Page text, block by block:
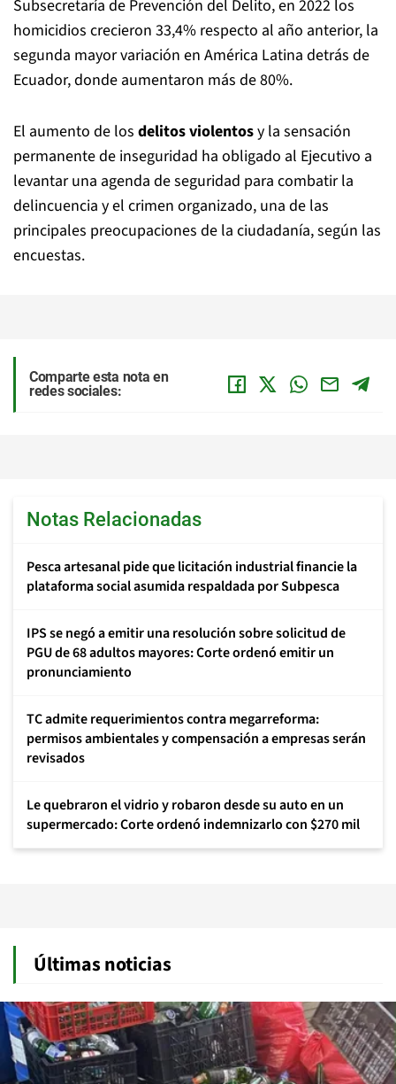
Subsecretaría de Prevención del Delito, en 2022 los
homicidios crecieron 33,4% respecto al año anterior, la
segunda mayor variación en América Latina detrás de
Ecuador, donde aumentaron más de 80%.
El aumento de los delitos violentosy la sensación
permanente de inseguridad ha obligado al Ejecutivo a
levantar una agenda de seguridad para combatir la
delincuencia y el crimen organizado, una de las
principales preocupaciones de la ciudadanía, según las
encuestas.
Comparte esta nota en
redes sociales:
Notas Relacionadas
Pesca artesanal pide que licitación industrial financie la
plataforma social asumida respaldada por Subpesca
IPS se negó a emitir una resolución sobre solicitud de
PGU de 68 adultos mayores: Corte ordenó emitir un
pronunciamiento
TC admite requerimientos contra megarreforma:
permisos ambientales y compensación a empresas serán
revisados
Le quebraron el vidrio y robaron desde su auto en un
supermercado: Corte ordenó indemnizarlo con $270 mil
Últimas noticias